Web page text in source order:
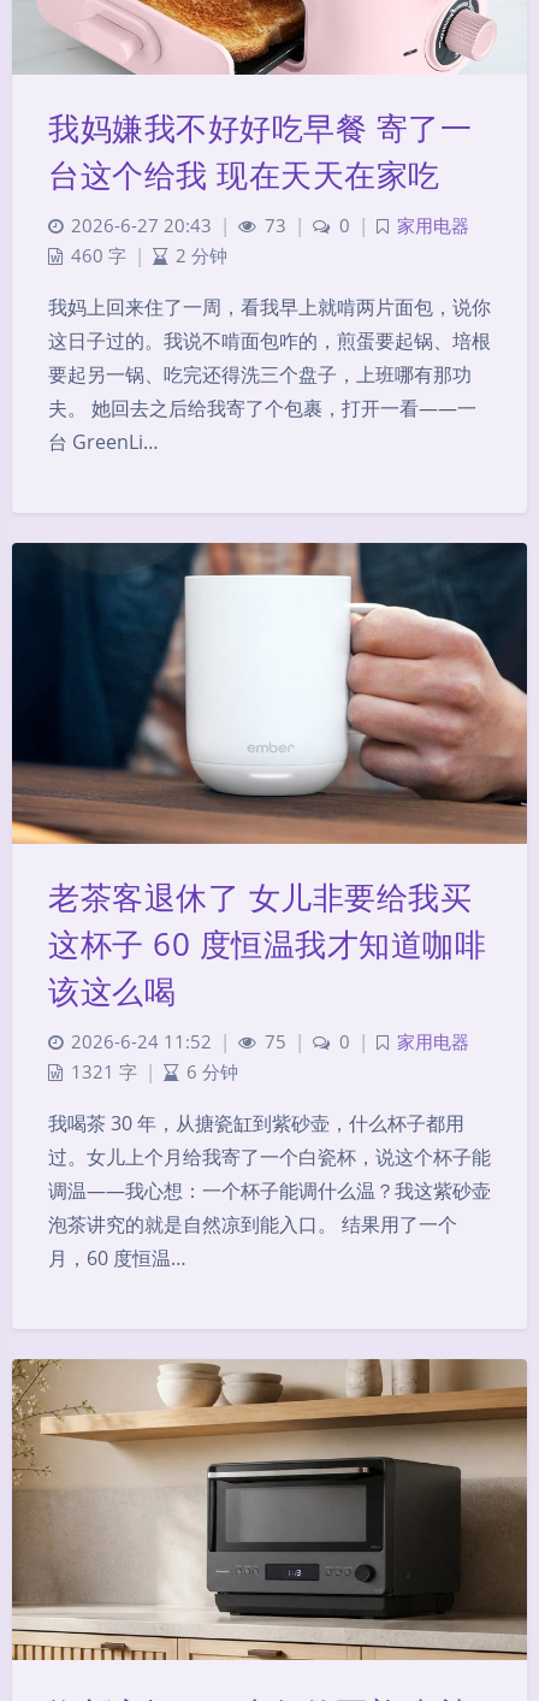
我妈嫌我不好好吃早餐 寄了一
台这个给我 现在天天在家吃
2026-6-27 20:43 | 73 | 0 |
家用电器
460 字 | 2 分钟
我妈上回来住了一周，看我早上就啃两片面包，说你
这日子过的。我说不啃面包咋的，煎蛋要起锅、培根
要起另一锅、吃完还得洗三个盘子，上班哪有那功
夫。 她回去之后给我寄了个包裹，打开一看——一
台 GreenLi…
老茶客退休了 女儿非要给我买
这杯子 60 度恒温我才知道咖啡
该这么喝
2026-6-24 11:52 | 75 | 0 |
家用电器
1321 字 | 6 分钟
我喝茶 30 年，从搪瓷缸到紫砂壶，什么杯子都用
过。女儿上个月给我寄了一个白瓷杯，说这个杯子能
调温——我心想：一个杯子能调什么温？我这紫砂壶
泡茶讲究的就是自然凉到能入口。 结果用了一个
月，60 度恒温…